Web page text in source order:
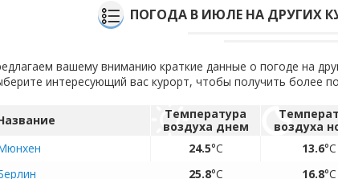
ПОГОДА В ИЮЛЕ НА ДРУГИХ
вашему вниманию краткие данные о погоде на
интересующий вас курорт, чтобы получить более
Температура
воздуха днем
воздуха
24.5°C 13.6°C
25.8°C 16.8°C